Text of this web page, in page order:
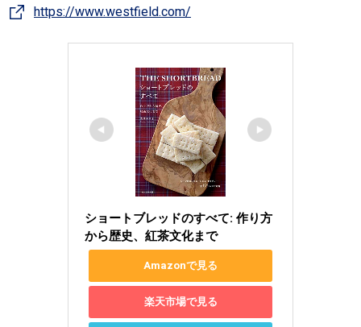
https://www.westfield.com/
ショートブレッドのすべて: 作り方
から歴史、紅茶文化まで
Amazonで見る
楽天市場で見る